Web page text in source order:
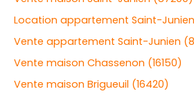
Location appartement Saint-
Vente appartement Saint-Junien
Vente maison Chassenon (16150)
Vente maison Brigueuil (16420)